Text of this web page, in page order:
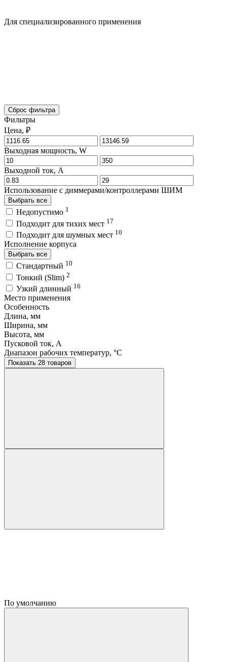
Для специализированного применения
Сброс фильтра
Фильтры
Цена, ₽
Выходная мощность, W
Выходной ток, A
Использование с диммерами/контроллерами ШИМ
Выбрать все
Недопустимо 1
Подходит для тихих мест 17
Подходит для шумных мест 10
Исполнение корпуса
Выбрать все
Стандартный 10
Тонкий (Slim) 2
Узкий длинный 16
Место применения
Особенность
Длина, мм
Ширина, мм
Высота, мм
Пусковой ток, A
Диапазон рабочих температур, °C
Показать 28 товаров
По умолчанию